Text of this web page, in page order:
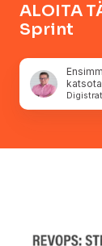
ALOITA
Sprint
Ensimmäinen
askel
ilman
lukkoa.
aloitus
teille